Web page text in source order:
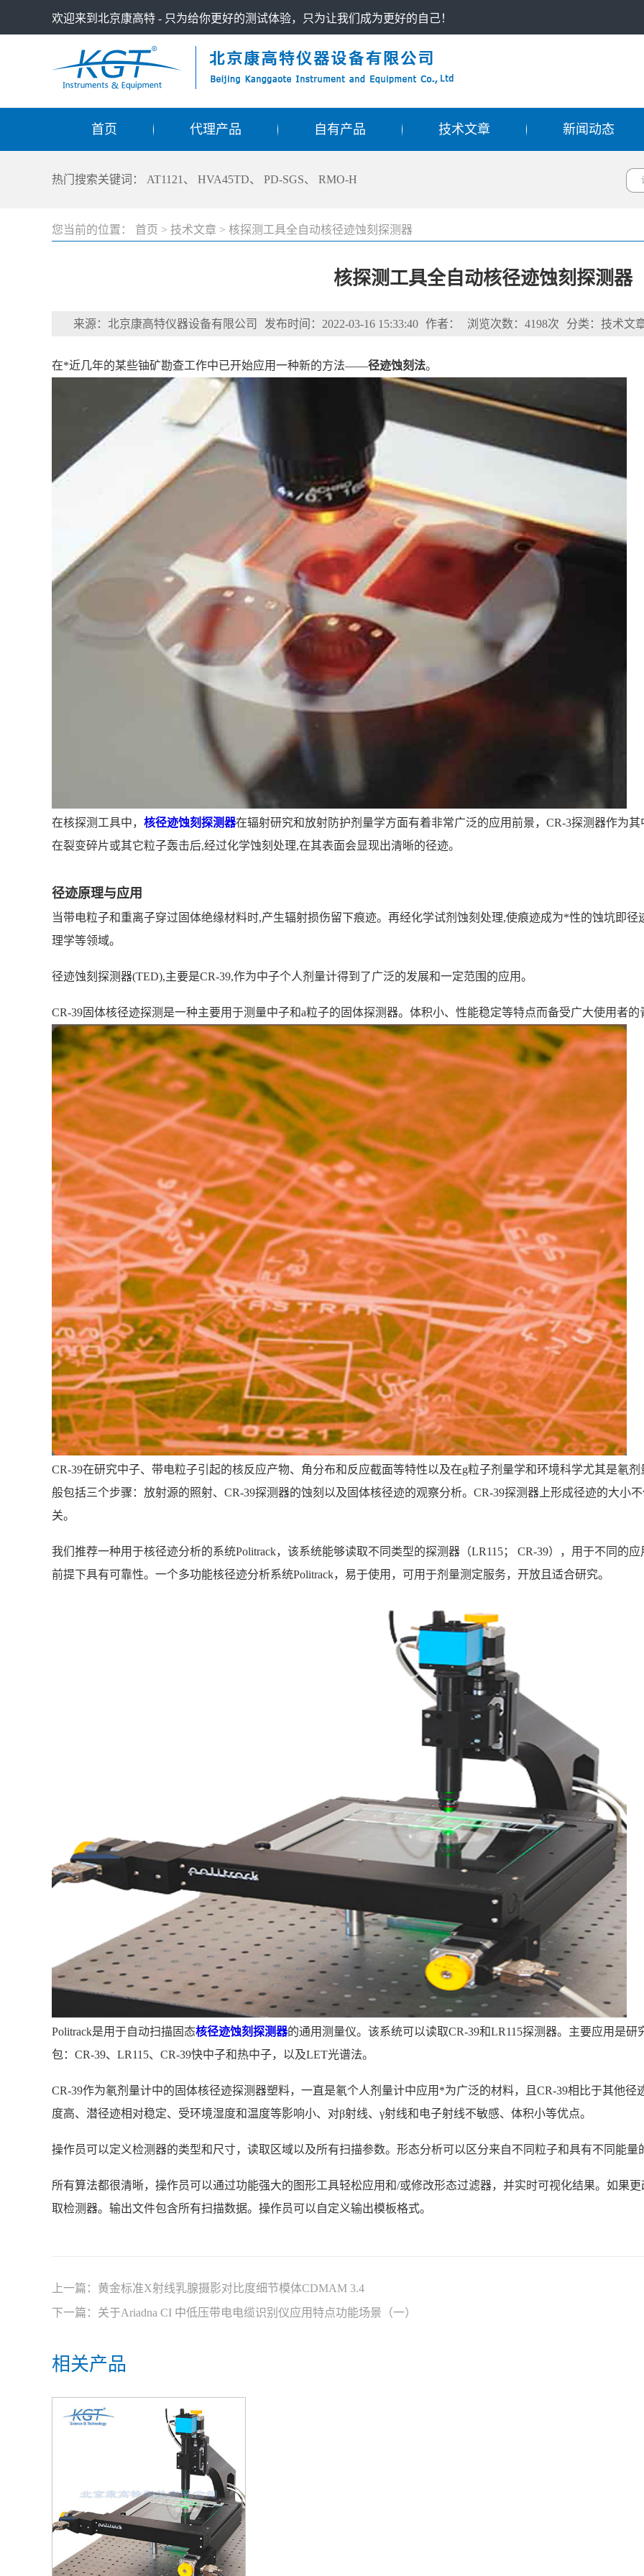
欢迎来到北京康高特 - 只为给你更好的测试体验，只为让我们成为更好的自己！
首页 代理产品 自有产品 技术文章 新闻动态
热门搜索关键词： AT1121 、 HVA45TD、 PD-SGS、 RMO-H
您当前的位置： 首页 > 技术文章 > 核探测工具全自动核径迹蚀刻探测器
核探测工具全自动核径迹蚀刻探测器
来源：北京康高特仪器设备有限公司 发布时间：2022-03-16 15:33:40 作者： 浏览次数：4198次 分类：技术文
在*近几年的某些铀矿勘查工作中已开始应用一种新的方法——径迹蚀刻法。
在核探测工具中， 核径迹蚀刻探测器在辐射研究和放射防护剂量学方面有着非常广泛的应用前景，CR-3探测器作为
在裂变碎片或其它粒子轰击后,经过化学蚀刻处理,在其表面会显现出清晰的径迹。
径迹原理与应用
当带电粒子和重离子穿过固体绝缘材料时,产生辐射损伤留下痕迹。再经化学试剂蚀刻处理,使痕迹成为*性的蚀坑即
理学等领域。
径迹蚀刻探测器(TED),主要是CR-39,作为中子个人剂量计得到了广泛的发展和一定范围的应用。
CR-39固体核径迹探测是一种主要用于测量中子和a粒子的固体探测器。体积小、性能稳定等特点而备受广大使用者的
CR-39在研究中子、带电粒子引起的核反应产物、角分布和反应截面等特性以及在g粒子剂量学和环境科学尤其是氡
般包括三个步骤：放射源的照射、CR-39探测器的蚀刻以及固体核径迹的观察分析。CR-39探测器上形成径迹的大小
关。
我们推荐一种用于核径迹分析的系统Politrack，该系统能够读取不同类型的探测器（LR115； CR-39），用于不同的
前提下具有可靠性。一个多功能核径迹分析系统Politrack，易于使用，可用于剂量测定服务，开放且适合研究。
Politrack是用于自动扫描固态核径迹蚀刻探测器的通用测量仪。该系统可以读取CR-39和LR115探测器。主要应用是
包：CR-39、LR115、CR-39快中子和热中子，以及LET光谱法。
CR-39作为氡剂量计中的固体核径迹探测器塑料，一直是氡个人剂量计中应用*为广泛的材料，且CR-39相比于其他
度高、潜径迹相对稳定、受环境湿度和温度等影响小、对β射线、γ射线和电子射线不敏感、体积小等优点。
操作员可以定义检测器的类型和尺寸，读取区域以及所有扫描参数。形态分析可以区分来自不同粒子和具有不同能量
所有算法都很清晰，操作员可以通过功能强大的图形工具轻松应用和/或修改形态过滤器，并实时可视化结果。如果
取检测器。输出文件包含所有扫描数据。操作员可以自定义输出模板格式。
上一篇： 黄金标准X射线乳腺摄影对比度细节模体CDMAM 3.4
下一篇： 关于Ariadna CI 中低压带电电缆识别仪应用特点功能场景（一）
相关产品